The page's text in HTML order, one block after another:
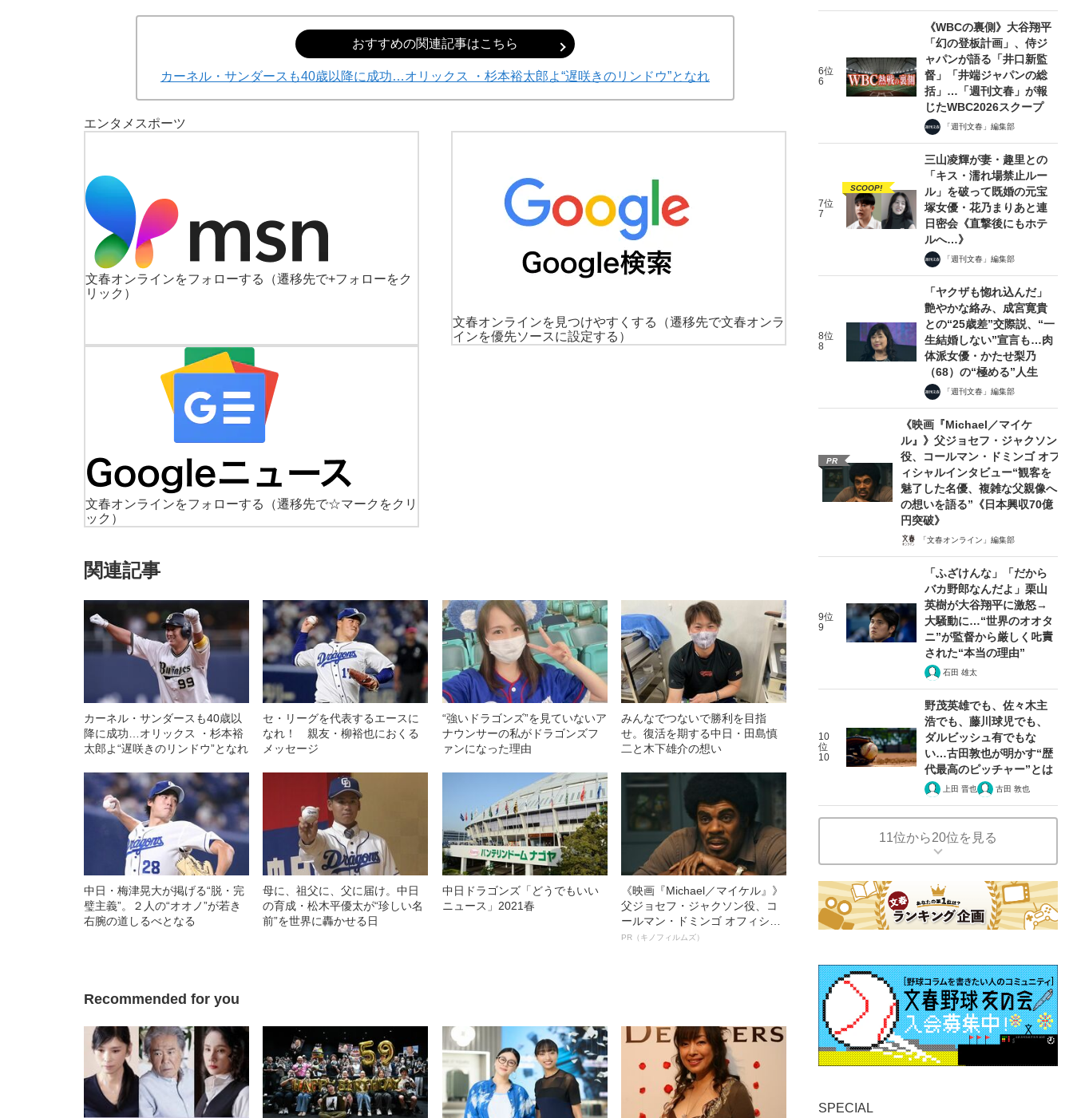
おすすめの関連記事はこちら
カーネル・サンダースも40歳以降に成功…オリックス ・杉本裕太郎よ“遅咲きのリンドウ”となれ
エンタメ スポーツ
文春オンラインをフォローする
（遷移先で+フォローをク
リック）
文春オンラインを見つけやすくする
（遷移先で文春オンラ
インを優先ソースに設定する）
文春オンラインをフォローする
（遷移先で☆マークをクリ
ック）
関連記事
カーネル・サンダースも40歳以
降に成功…オリックス ・杉本裕
太郎よ“遅咲きのリンドウ”となれ
セ・リーグを代表するエースに
なれ！ 親友・柳裕也におくる
メッセージ
“強いドラゴンズ”を見ていないア
ナウンサーの私がドラゴンズフ
ァンになった理由
みんなでつないで勝利を目指
せ。復活を期する中日・田島慎
二と木下雄介の想い
中日・梅津晃大が掲げる“脱・完
璧主義”。２人の“オオノ”が若き
右腕の道しるべとなる
母に、祖父に、父に届け。中日
の育成・松木平優太が“珍しい名
前”を世界に轟かせる日
中日ドラゴンズ「どうでもいい
ニュース」2021春
《映画『Michael／マイケル』》
父ジョセフ・ジャクソン役、コ
ールマン・ドミンゴ オフィシャ
ルインタビュー“観客を魅了した
PR（キノフィルムズ）
Recommended for you
6位
6
《WBCの裏側》大谷翔平
「幻の登板計画」、侍ジ
ャパンが語る「井口新監
督」「井端ジャパンの総
括」…「週刊文春」が報
じたWBC2026スクープ
「週刊文春」編集部
7位
7
SCOOP!
三山凌輝が妻・趣里との
「キス・濡れ場禁止ルー
ル」を破って既婚の元宝
塚女優・花乃まりあと連
日密会《直撃後にもホテ
ルへ…》
「週刊文春」編集部
8位
8
「ヤクザも惚れ込んだ」
艶やかな絡み、成宮寛貴
との“25歳差”交際説、“一
生結婚しない”宣言も…肉
体派女優・かたせ梨乃
（68）の“極める”人生
「週刊文春」編集部
PR
《映画『Michael／マイケ
ル』》父ジョセフ・ジャクソン
役、コールマン・ドミンゴ オフ
ィシャルインタビュー“観客を
魅了した名優、複雑な父親像へ
の想いを語る”《日本興収70億
円突破》
「文春オンライン」編集部
9位
9
「ふざけんな」「だから
バカ野郎なんだよ」栗山
英樹が大谷翔平に激怒→
大騒動に…“世界のオオタ
ニ”が監督から厳しく𠮟責
された“本当の理由”
石田 雄太
10
位
10
野茂英雄でも、佐々木主
浩でも、藤川球児でも、
ダルビッシュ有でもな
い…古田敦也が明かす“歴
代最高のピッチャー”とは
上田 晋也 古田 敦也
11位から20位を見る
SPECIAL